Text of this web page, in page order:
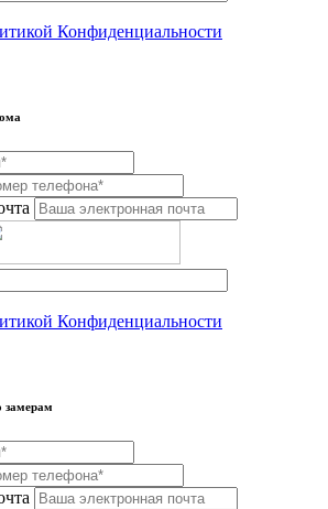
Конфиденциальности
Конфиденциальности
замерам